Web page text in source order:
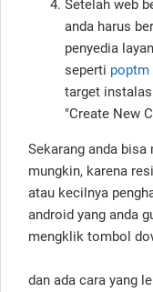
Setelah web
anda harus
penyedia
seperti poptm
target
"Create New
Sekarang anda
mungkin, karena
atau kecilnya
android yang anda
mengklik tombol
dan ada cara yang